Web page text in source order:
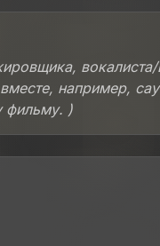
вокалиста/
например,
фильму. )